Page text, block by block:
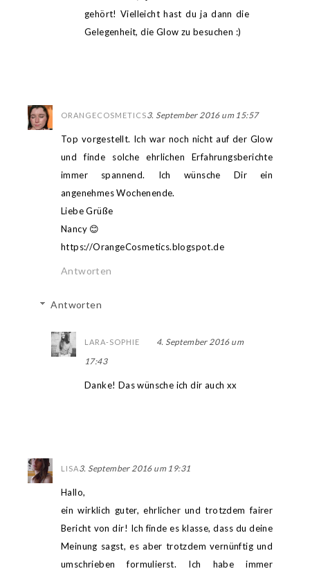
gehört! Vielleicht hast du ja dann die
Gelegenheit, die Glow zu besuchen :)
ORANGECOSMETICS3. September 2016 um 15:57
Top vorgestellt. Ich war noch nicht auf der Glow
und finde solche ehrlichen Erfahrungsberichte
immer spannend. Ich wünsche Dir ein
angenehmes Wochenende.
Liebe Grüße
Nancy 😊
https://OrangeCosmetics.blogspot.de
Antworten
Antworten
LARA-SOPHIE
4. September 2016 um
17:43
Danke! Das wünsche ich dir auch xx
LISA3. September 2016 um 19:31
Hallo,
ein wirklich guter, ehrlicher und trotzdem fairer
Bericht von dir! Ich finde es klasse, dass du deine
Meinung sagst, es aber trotzdem vernünftig und
umschrieben formulierst. Ich habe immer